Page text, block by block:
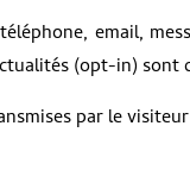
email,
(opt-in) sont
par le